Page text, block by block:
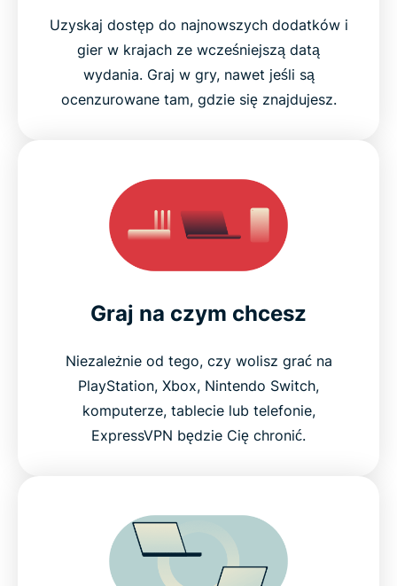
Uzyskaj dostęp do najnowszych dodatków i
gier w krajach ze wcześniejszą datą
wydania. Graj w gry, nawet jeśli są
ocenzurowane tam, gdzie się znajdujesz.
Graj na czym chcesz
Niezależnie od tego, czy wolisz grać na
PlayStation, Xbox, Nintendo Switch,
komputerze, tablecie lub telefonie,
ExpressVPN będzie Cię chronić.